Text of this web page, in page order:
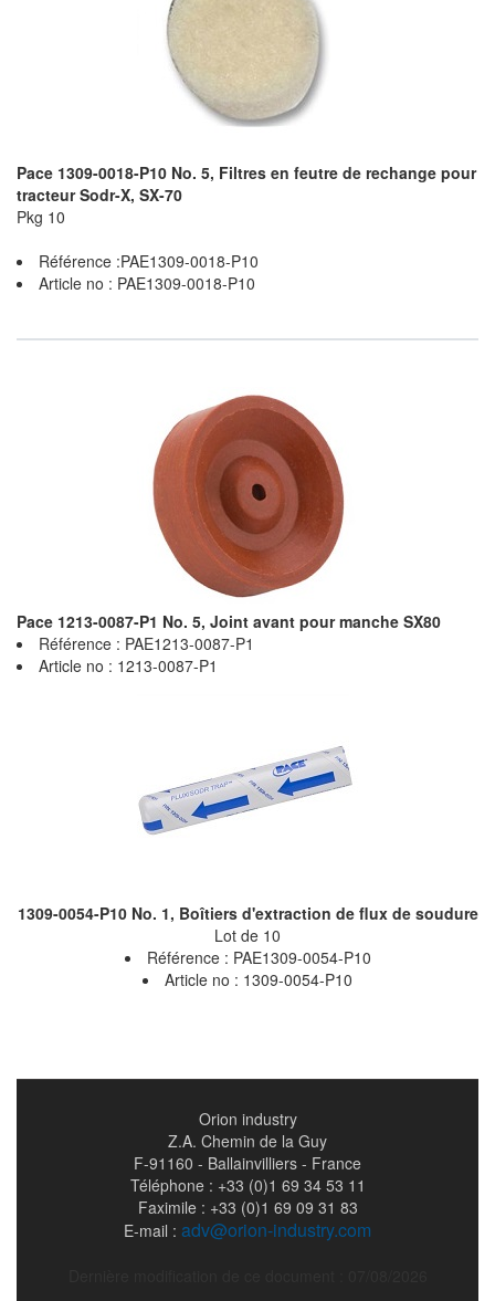
Pace 1309-0018-P10 No. 5, Filtres en feutre de rechange pour
tracteur Sodr-X, SX-70
Pkg 10
Référence :PAE1309-0018-P10
Article no : PAE1309-0018-P10
Pace 1213-0087-P1 No. 5, Joint avant pour manche SX80
Référence : PAE1213-0087-P1
Article no : 1213-0087-P1
1309-0054-P10 No. 1, Boîtiers d'extraction de flux de soudure
Lot de 10
Référence : PAE1309-0054-P10
Article no : 1309-0054-P10
Orion industry
Z.A. Chemin de la Guy
F-91160 - Ballainvilliers - France
Téléphone : +33 (0)1 69 34 53 11
Faximile : +33 (0)1 69 09 31 83
E-mail : adv@orion-industry.com